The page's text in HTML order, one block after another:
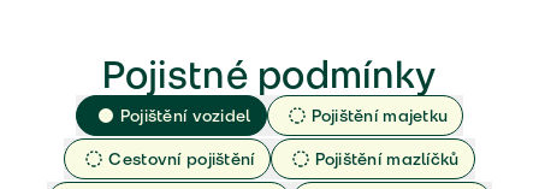
Pojistné podmínky
Pojištění vozidel
Pojištění majetku
Cestovní pojištění
Pojištění mazlíčků